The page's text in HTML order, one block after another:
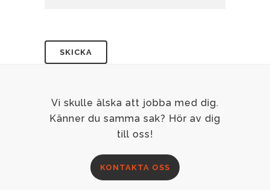
Vi skulle älska att jobba med dig.
Känner du samma sak? Hör av dig
till oss!
KONTAKTA OSS